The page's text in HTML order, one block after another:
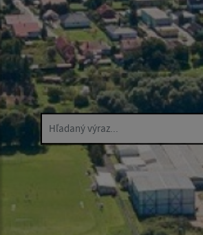
Hľadaný výraz...